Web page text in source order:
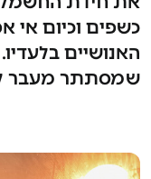
כשפים וכיום אי
האנושיים
שמסתתר מעבר